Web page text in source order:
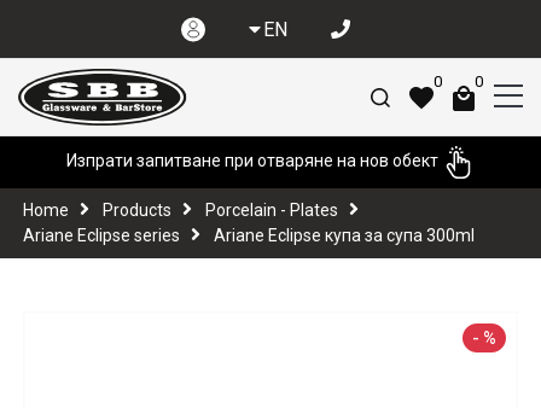
EN
0 0
Изпрати запитване при отваряне на нов обект
Home Products
Porcelain - Plates
Ariane Eclipse series
Ariane Eclipse купа за супа 300ml
- %